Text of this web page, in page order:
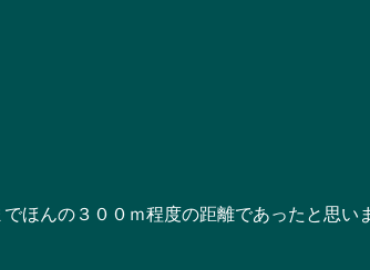
ほんの３００ｍ程度の距離であったと思い